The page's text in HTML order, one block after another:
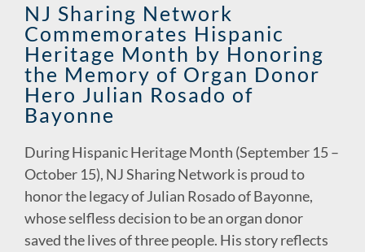
NJ Sharing Network
Commemorates Hispanic
Heritage Month by Honoring
the Memory of Organ Donor
Hero Julian Rosado of
Bayonne
During Hispanic Heritage Month (September 15 –
October 15), NJ Sharing Network is proud to
honor the legacy of Julian Rosado of Bayonne,
whose selfless decision to be an organ donor
saved the lives of three people. His story reflects